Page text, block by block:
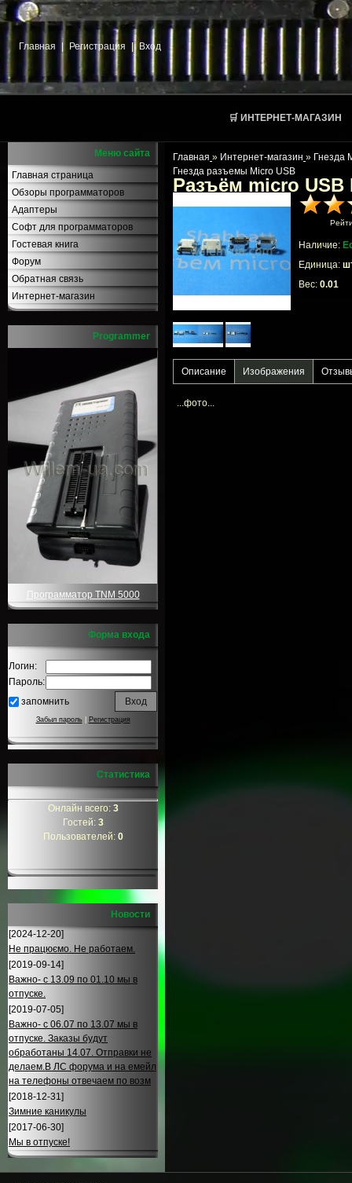
Главная Регистрация | Вход
🛒 ИНТЕРНЕТ-МАГАЗИН
Меню сайта
Главная страница
Обзоры программаторов
Адаптеры
Софт для программаторов
Гостевая книга
Форум
Обратная связь
Интернет-магазин
Programmer
Программатор TNM 5000
Форма входа
Логин:
Пароль:
запомнить
Забыл пароль| Регистрация
Статистика
Онлайн всего: 3
Гостей: 3
Пользователей: 0
Новости
[2024-12-20]
Не працюємо. Не работаем.
[2019-09-14]
Важно- с 13.09 по 01.10 мы в
отпуске.
[2019-07-05]
Важно- с 06.07 по 13.07 мы в
отпуске. Заказы будут
обработаны 14.07. Отправки не
делаем.В ЛС форума и на емейл
на телефоны отвечаем по возм
[2018-12-31]
Зимние каникулы
[2017-06-30]
Мы в отпуске!
Главная » Интернет-магазин » Гнезда
Гнезда разъемы Micro USB
Разъём micro
Наличие:
Единица:
Вес: 0.01
Описание Изображения
...фото...